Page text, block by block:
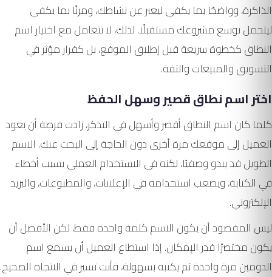
الذاكرة، وواضحًا بما يكفي ليعبر عن نشاطك، ومرنًا بما يكفي
ليتحمل توسع مشروعك مستقبلًا. لذلك، لا تتعامل مع اختيار اسم
النطاق كخطوة سريعة قبل إطلاق الموقع، بل كقرار مؤثر في
التسويق والمبيعات والثقة.
اختر اسم نطاق قصير وسهل الحفظ
كلما كان اسم النطاق أقصر وأسهل في التذكر، زادت فرصة أن يعود
العميل إلى موقعك مرة أخرى دون الحاجة إلى البحث عنك. الاسم
الطويل قد يبدو وصفيًا، لكنه في الاستخدام العملي يسبب أخطاء
في الكتابة، ويصعب استخدامه في الإعلانات، والمطبوعات، والبريد
الإلكتروني.
ليس المقصود أن يكون الاسم كلمة واحدة فقط، لكن الأفضل أن
يكون مختصرًا قدر الإمكان. إذا استطاع العميل أن يسمع اسم
الدومين مرة واحدة ثم يكتبه بسهولة، فأنت تسير في الاتجاه الصحيح.